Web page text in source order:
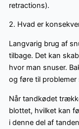
retractions).
2. Hvad er
Langvarig brug af
tilbage. Det kan
hvor man snuser.
og føre til
Når tandkødet
blottet, hvilket kan
i denne del af